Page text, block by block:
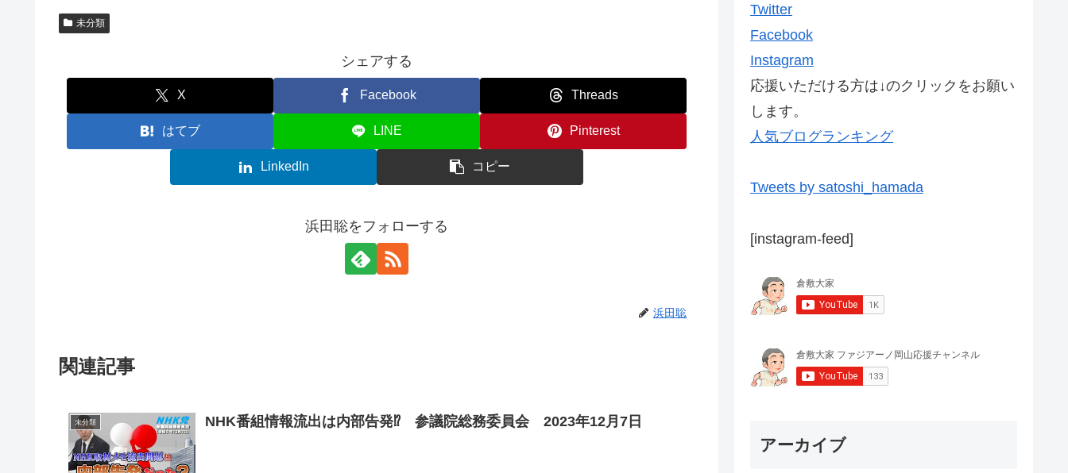
未分類
シェアする
X Facebook Threads
はてブ LINE Pinterest
LinkedIn コピー
浜田聡をフォローする
浜田聡
関連記事
未分類 NHK番組情報流出は内部告発⁉ 参議院総務委員会 2023年12月7日
Twitter
Facebook
Instagram
応援いただける方は↓のクリックをお願い
します。
人気ブログランキング
Tweets by satoshi_hamada
[instagram-feed]
アーカイブ